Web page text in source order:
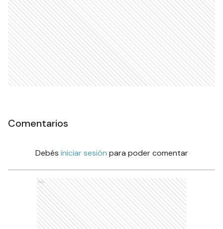
Comentarios
Debés iniciar sesión para poder comentar
Ads